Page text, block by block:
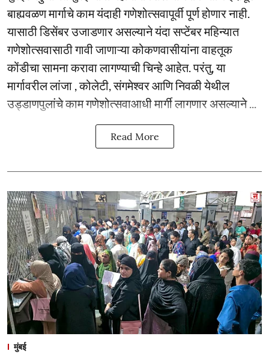
बाह्यवळण मार्गाचे काम यंदाही गणेशोत्सवापूर्वी पूर्ण होणार नाही.
यासाठी डिसेंबर उजाडणार असल्याने यंदा सप्टेंबर महिन्यात
गणेशोत्सवासाठी गावी जाणाऱ्या कोकणवासीयांना वाहतूक
कोंडीचा सामना करावा लागण्याची चिन्हे आहेत. परंतु, या
मार्गावरील लांजा , कोलेटी, संगमेश्वर आणि निवळी येथील
उड्डाणपुलांचे काम गणेशोत्सवाआधी मार्गी लागणार असल्याने ...
Read More
मुंबई